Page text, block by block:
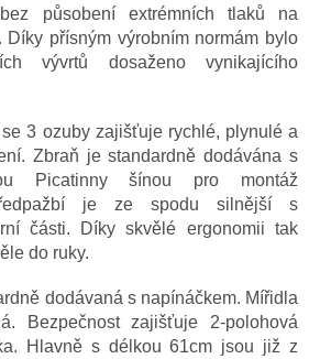
působení extrémních tlaků na
Díky přísným výrobním normám bylo
vývrtů dosaženo vynikajícího
3 ozuby zajišťuje rychlé, plynulé a
Zbraň je standardně dodávána s
Picatinny šínou pro montáž
je ze spodu silnější s
části. Díky skvělé ergonomii tak
do ruky.
dodávaná s napínáčkem. Mířidla
Bezpečnost zajišťuje 2-polohová
Hlavně s délkou 61cm jsou již z